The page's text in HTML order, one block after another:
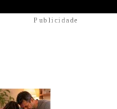
Publicidade